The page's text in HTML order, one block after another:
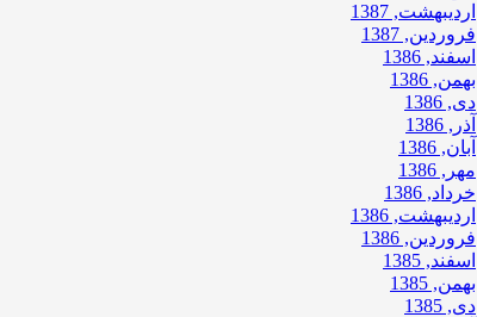
اردیبهشت, 1387
فروردین, 1387
اسفند, 1386
بهمن, 1386
دی, 1386
آذر, 1386
آبان, 1386
مهر, 1386
خرداد, 1386
اردیبهشت, 1386
فروردین, 1386
اسفند, 1385
بهمن, 1385
دی, 1385